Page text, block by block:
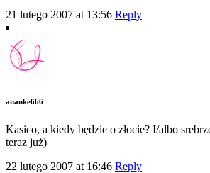
21 lutego 2007 at 13:56 Reply
ananke666
Kasico, a kiedy będzie o złocie? I/albo
teraz już)
22 lutego 2007 at 16:46 Reply